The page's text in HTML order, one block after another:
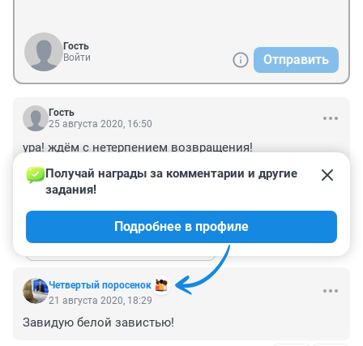
Гость
Войти
Отправить
Гость
25 августа 2020, 16:50
ура! ждём с нетерпением возвращения!
с новыми показателями по поводу повода скоро нас
всех!!
ОТВЕТИТЬ 1 +0 –0
Показать ещё 1 ответ
Четвертый поросенок
Получай награды за комментарии и другие
задания!
Подробнее в профиле
21 августа 2020, 18:29
Завидую белой завистью!